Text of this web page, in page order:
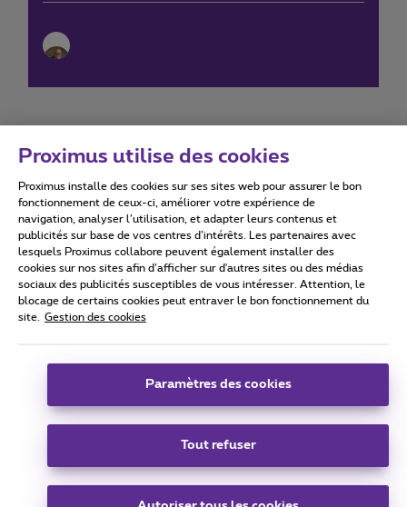
Conditions d'utilisation Accessibility statement
Tous droits réservés. © 2026 Proximus
Conditions générales, info consommateur
Coordonnées de l’entreprise
Boulevard du Roi Albert II 27 - B-1030 Bruxelles.
Carrier & Wholesale Solutions
Proximus utilise des cookies
Proximus installe des cookies sur ses sites web pour assurer le bon
fonctionnement de ceux-ci, améliorer votre expérience de
navigation, analyser l’utilisation, et adapter leurs contenus et
publicités sur base de vos centres d’intérêts. Les partenaires avec
lesquels Proximus collabore peuvent également installer des
cookies sur nos sites afin d’afficher sur d'autres sites ou des médias
sociaux des publicités susceptibles de vous intéresser. Attention, le
blocage de certains cookies peut entraver le bon fonctionnement du
site.
Gestion des cookies
Paramètres des cookies
Tout refuser